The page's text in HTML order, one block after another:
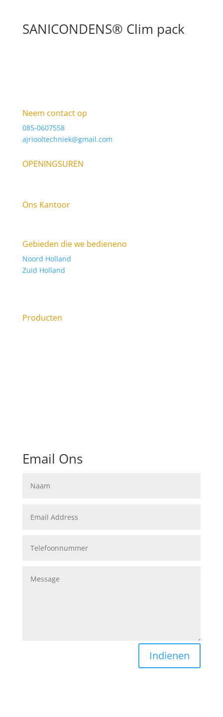
SANICONDENS® Clim pack
Neem contact op
085-0607558
ajriooltechniek@gmail.com
OPENINGSUREN
Ons Kantoor
Gebieden die we bedieneno
Noord Holland
Zuid Holland
Producten
Email Ons
Indienen